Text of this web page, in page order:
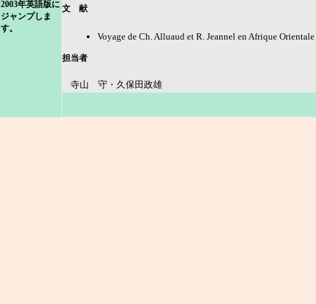
2003年英語版に
ジャンプしま
す。
文 献
Voyage de Ch. Alluaud et R. Jeannel en Afrique
担当者
寺山 守・久保田政雄